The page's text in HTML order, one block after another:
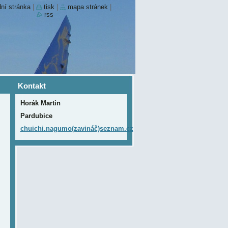
Kontakt
Horák Martin
Pardubice
chuichi.nagumo(zavináč)seznam.cz
stránka tisk mapa stránek
rss